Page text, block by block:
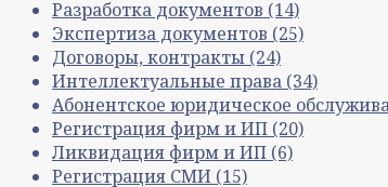
Разработка документов (14)
Экспертиза документов (25)
Договоры, контракты (24)
Интеллектуальные права (34)
Абонентское юридическое
Регистрация фирм и ИП (20)
Ликвидация фирм и ИП (6)
Регистрация СМИ (15)